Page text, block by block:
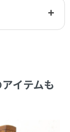
+
イテムも